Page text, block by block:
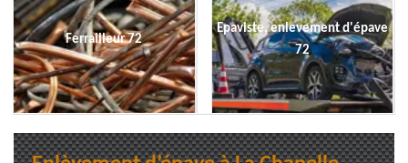
Ferrailleur 72
Epaviste, enlevement d'épave
72